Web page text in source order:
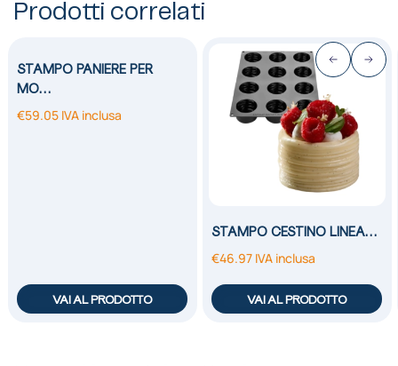
Prodotti correlati
STAMPO PANIERE PER
MO…
€59.05 IVA inclusa
VAI AL PRODOTTO
STAMPO CESTINO LINEA…
€46.97 IVA inclusa
VAI AL PRODOTTO